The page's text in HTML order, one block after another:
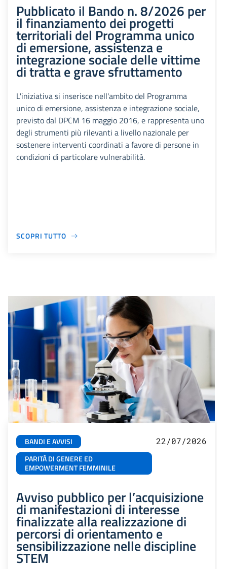
Pubblicato il Bando n. 8/2026 per
il finanziamento dei progetti
territoriali del Programma unico
di emersione, assistenza e
integrazione sociale delle vittime
di tratta e grave sfruttamento
L'iniziativa si inserisce nell'ambito del Programma
unico di emersione, assistenza e integrazione sociale,
previsto dal DPCM 16 maggio 2016, e rappresenta uno
degli strumenti più rilevanti a livello nazionale per
sostenere interventi coordinati a favore di persone in
condizioni di particolare vulnerabilità.
SCOPRI TUTTO
BANDI E AVVISI
PARITÀ DI GENERE ED
EMPOWERMENT FEMMINILE
22/07/2026
Avviso pubblico per l’acquisizione
di manifestazioni di interesse
finalizzate alla realizzazione di
percorsi di orientamento e
sensibilizzazione nelle discipline
STEM